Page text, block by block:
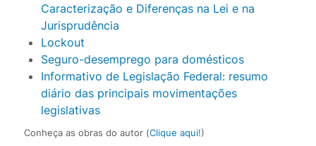
Caracterização e Diferenças na Lei e na
Jurisprudência
Lockout
Seguro-desemprego para domésticos
Informativo de Legislação Federal: resumo
diário das principais movimentações
legislativas
Conheça as obras do autor (Clique aqui!)